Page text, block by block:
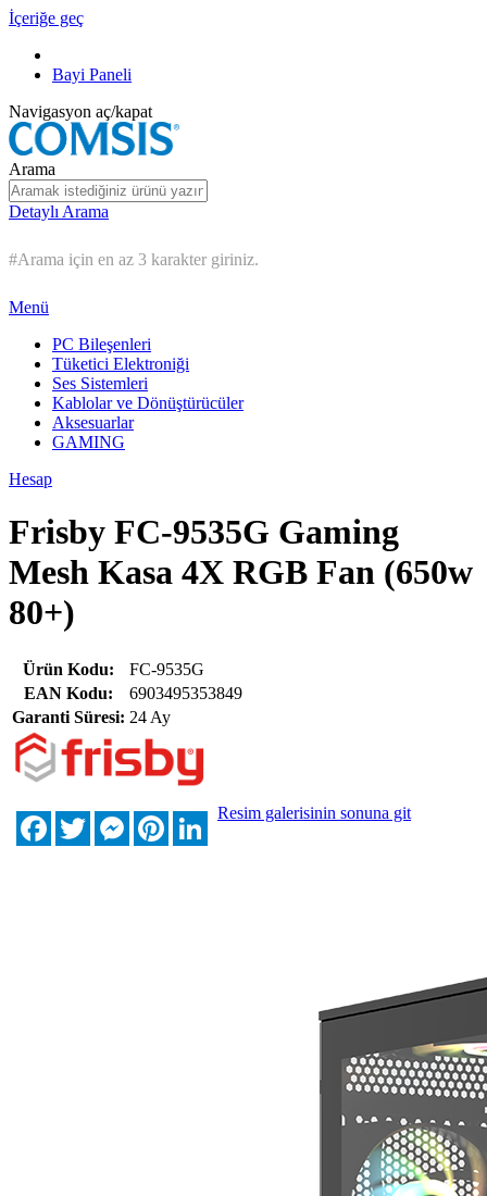
İçeriğe geç
Bayi Paneli
Navigasyon aç/kapat
Arama
Detaylı Arama
#Arama için en az 3 karakter giriniz.
Menü
PC Bileşenleri
Tüketici Elektroniği
Ses Sistemleri
Kablolar ve Dönüştürücüler
Aksesuarlar
GAMING
Hesap
Frisby FC-9535G Gaming
Mesh Kasa 4X RGB Fan (650w
80+)
Ürün Kodu:
FC-9535G
EAN Kodu:
6903495353849
Garanti Süresi: 24 Ay
FacebookTwitterMessengerPinterestLinkedIn
Resim galerisinin sonuna git